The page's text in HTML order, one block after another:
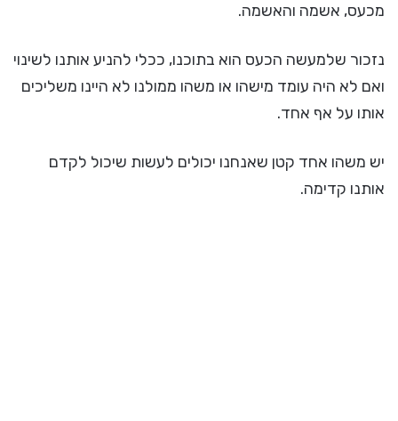
מכעס, אשמה והאשמה.
נזכור שלמעשה הכעס הוא בתוכנו, ככלי להניע אותנו לשינוי
ואם לא היה עומד מישהו או משהו ממולנו לא היינו משליכים
אותו על אף אחד.
יש משהו אחד קטן שאנחנו יכולים לעשות שיכול לקדם
אותנו קדימה.